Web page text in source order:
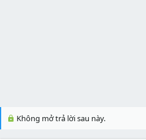
Không mở trả lời sau này.